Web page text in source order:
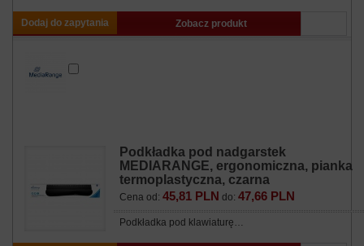
Dodaj do zapytania Zobacz produkt
Podkładka pod nadgarstek
MEDIARANGE, ergonomiczna, pianka
termoplastyczna, czarna
Cena od: 45,81 PLN do: 47,66 PLN
Podkładka pod klawiaturę…